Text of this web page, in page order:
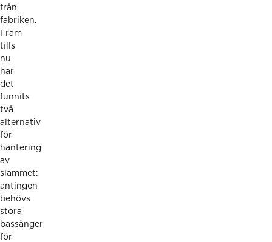
från
fabriken.
Fram
tills
nu
har
det
funnits
två
alternativ
för
hantering
av
slammet:
antingen
behövs
stora
bassänger
för